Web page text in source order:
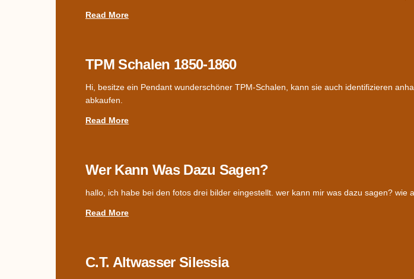
Read More
TPM Schalen 1850-1860
Hi, besitze ein Pendant wunderschöner TPM-Schalen, kann sie auch identifizieren
abkaufen.
Read More
Wer Kann Was Dazu Sagen?
hallo, ich habe bei den fotos drei bilder eingestellt. wer kann mir was dazu sagen? wie
Read More
C.T. Altwasser Silessia